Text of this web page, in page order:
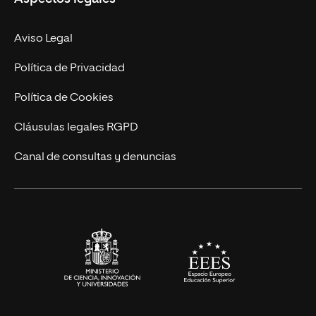
Experto Universitario
Postgrados
Cursos Universitarios
Facultades
Nuestro Equipo
Trabaja en UNIR
Actualidad
UNIR Revista
Eventos
Aviso Legal
Política de Privacidad
Política de Cookies
Cláusulas legales RGPD
Canal de consultas y denuncias